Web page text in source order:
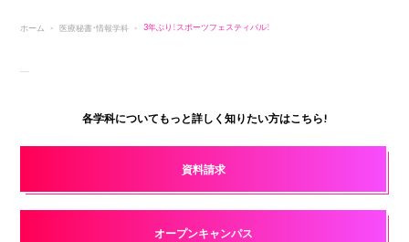
ホーム 医療秘書・情報学科 3年ぶり！スポーツフェスティバル！
各学科についてもっと詳しく知りたい方はこちら!
資料請求
オープンキャンパス